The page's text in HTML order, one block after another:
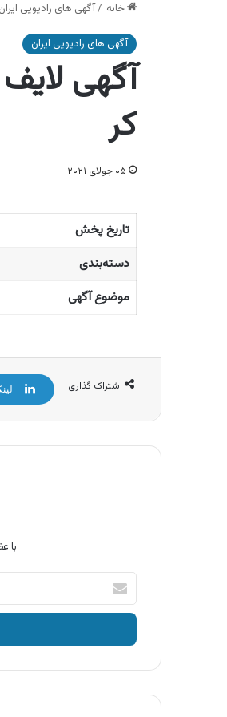
خانه /آگهی های رادیویی ایران
آگهی های رادیویی ایران
آگهی
کر
۰۵ جولای ۲۰۲۱
تاریخ پخش
دسته‌بندی
موضوع آگهی
اشتراک گذاری
با
آدرس
ایمیل
خود
وارد